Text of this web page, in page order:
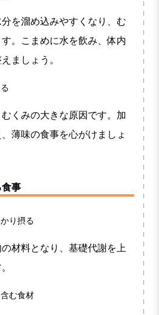
を溜め込みやすくなり、む
。こまめに水を飲み、体内
ましょう。
くみの大きな原因です。加
薄味の食事を心がけましょ
事
り摂る
材料となり、基礎代謝を上
む食材